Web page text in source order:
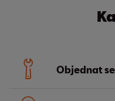
Objednat